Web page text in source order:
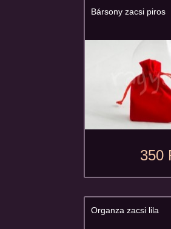
Bársony zacsi piros
350
Organza zacsi lila